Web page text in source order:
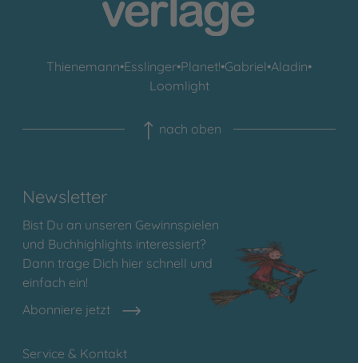
Thienemann•Esslinger•Planet!•Gabriel•Aladin•
Loomlight
nach oben
Newsletter
Bist Du an unseren Gewinnspielen
und Buchhighlights interessiert?
Dann trage Dich hier schnell und
einfach ein!
Abonniere jetzt
Service & Kontakt